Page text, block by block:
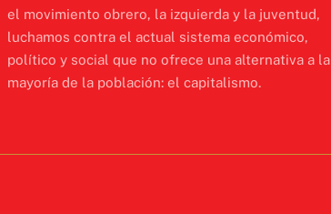
el movimiento obrero, la izquierda y la juventud,
luchamos contra el actual sistema económico,
político y social que no ofrece una alternativa a la
mayoría de la población: el capitalismo.